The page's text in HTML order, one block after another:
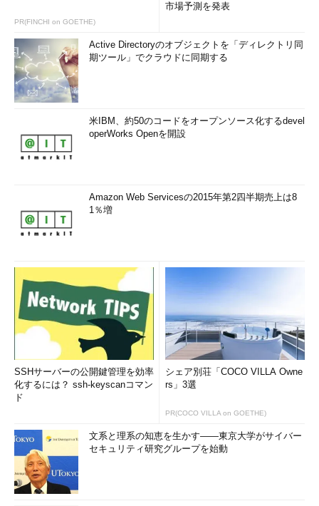
PR(FINCHI on GOETHE)
市場予測を発表
Active Directoryのオブジェクトを「ディレクトリ同
期ツール」でクラウドに同期する
米IBM、約50のコードをオープンソース化するdevel
operWorks Openを開設
Amazon Web Servicesの2015年第2四半期売上は8
1％増
SSHサーバーの公開鍵管理を効率
化するには？ ssh-keyscanコマン
ド
シェア別荘「COCO VILLA Owne
rs」3選
PR(COCO VILLA on GOETHE)
文系と理系の知恵を生かす――東京大学がサイバー
セキュリティ研究グループを始動